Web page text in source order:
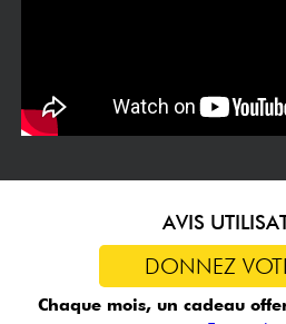
AVIS
DONNEZ
Chaque mois, un cadeau